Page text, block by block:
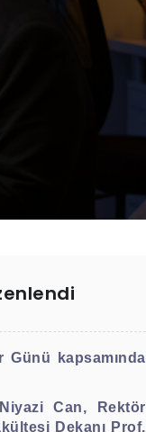
kapsamında
Can, Rektör
Dekanı Prof.